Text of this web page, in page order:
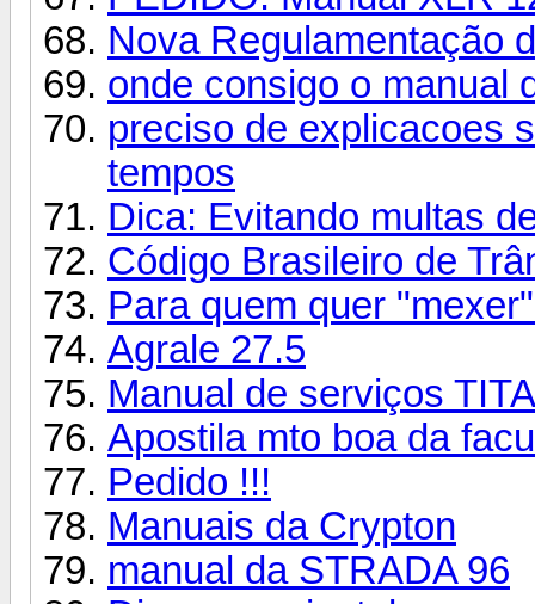
Nova Regulamentação
onde consigo o manual
preciso de explicacoes
tempos
Dica: Evitando multas
Código Brasileiro de
Para quem quer
Agrale 27.5
Manual de serviços
Apostila mto boa da
Pedido !!!
Manuais da Crypton
manual da STRADA 96